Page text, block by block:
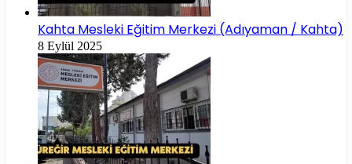
Kahta Mesleki Eğitim Merkezi (Adıyaman / Kahta)
8 Eylül 2025